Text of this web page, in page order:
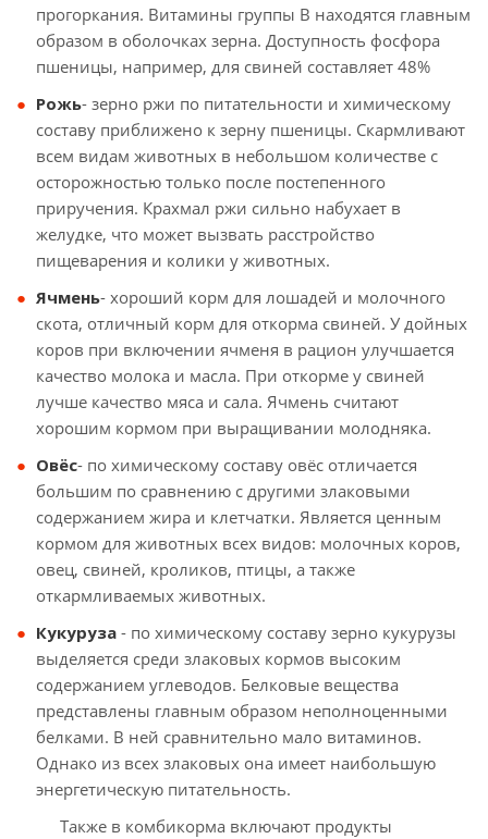
прогоркания. Витамины группы В находятся главным
образом в оболочках зерна. Доступность фосфора
пшеницы, например, для свиней составляет 48%
Рожь- зерно ржи по питательности и химическому
составу приближено к зерну пшеницы. Скармливают
всем видам животных в небольшом количестве с
осторожностью только после постепенного
приручения. Крахмал ржи сильно набухает в
желудке, что может вызвать расстройство
пищеварения и колики у животных.
Ячмень- хороший корм для лошадей и молочного
скота, отличный корм для откорма свиней. У дойных
коров при включении ячменя в рацион улучшается
качество молока и масла. При откорме у свиней
лучше качество мяса и сала. Ячмень считают
хорошим кормом при выращивании молодняка.
Овёс- по химическому составу овёс отличается
большим по сравнению с другими злаковыми
содержанием жира и клетчатки. Является ценным
кормом для животных всех видов: молочных коров,
овец, свиней, кроликов, птицы, а также
откармливаемых животных.
Кукуруза - по химическому составу зерно кукурузы
выделяется среди злаковых кормов высоким
содержанием углеводов. Белковые вещества
представлены главным образом неполноценными
белками. В ней сравнительно мало витаминов.
Однако из всех злаковых она имеет наибольшую
энергетическую питательность.
Также в комбикорма включают продукты